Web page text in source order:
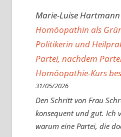
Marie-Luise Hartmann
Homöopathin als
Politikerin und
Partei, nachdem
Homöopathie-Kurs
31/05/2026
Den Schritt von Frau
konsequent und gut. Ich
warum eine Partei, die